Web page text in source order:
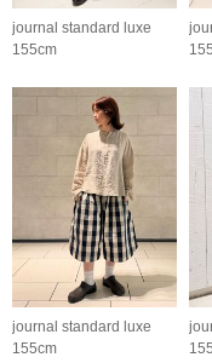
journal standard luxe
155cm
journal standard luxe
155cm